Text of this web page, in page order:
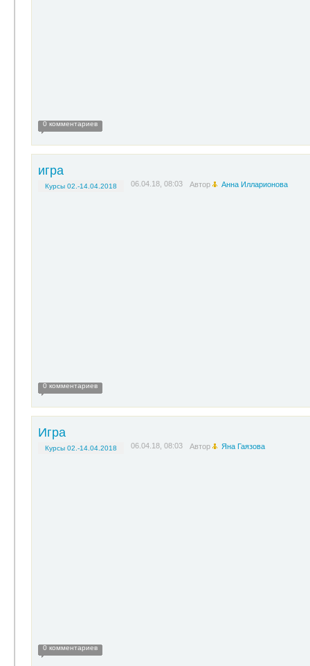
0 комментариев
игра
Курсы 02.-14.04.2018 06.04.18, 08:03 Автор Анна Илларионова
0 комментариев
Игра
Курсы 02.-14.04.2018 06.04.18, 08:03 Автор Яна Гаязова
0 комментариев